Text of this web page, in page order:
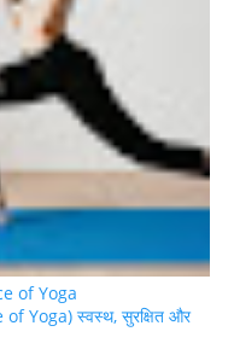
of Yoga
Yoga) स्वस्थ, सुरक्षित और